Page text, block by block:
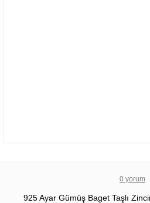
0 yorum
925 Ayar Gümüş Baget Taşlı